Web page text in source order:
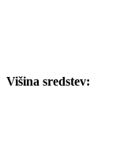
Višina sredstev: